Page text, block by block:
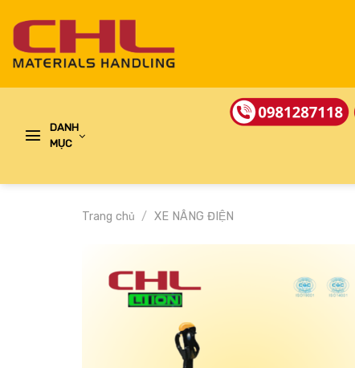
content
DANH
MỤC
Trang chủ / XE NÂNG ĐIỆN